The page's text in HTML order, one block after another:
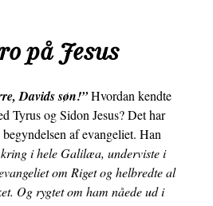
på Jesus
Davids søn!”Hvordan kendte
Tyrus og Sidon Jesus? Det har
af evangeliet. Han
i hele Galilæa, underviste i
om Riget og helbredte al
Og rygtet om ham nåede ud i